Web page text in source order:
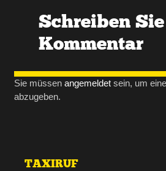
Schreiben
Kommentar
Sie müssen angemeldetsein, um
abzugeben.
TAXIRUF